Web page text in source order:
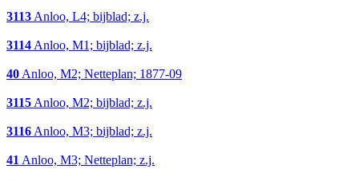
3113Anloo, L4; bijblad; z.j.
3114Anloo, M1; bijblad; z.j.
40Anloo, M2; Netteplan; 1877-09
3115Anloo, M2; bijblad; z.j.
3116Anloo, M3; bijblad; z.j.
41Anloo, M3; Netteplan; z.j.